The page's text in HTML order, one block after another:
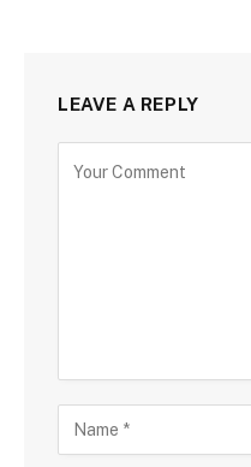
LEAVE A REPLY